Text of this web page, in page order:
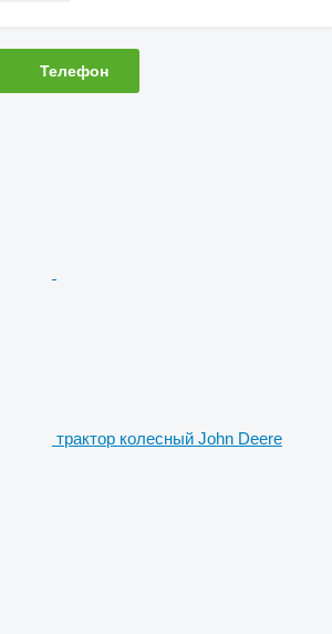
Телефон
трактор колесный John Deere